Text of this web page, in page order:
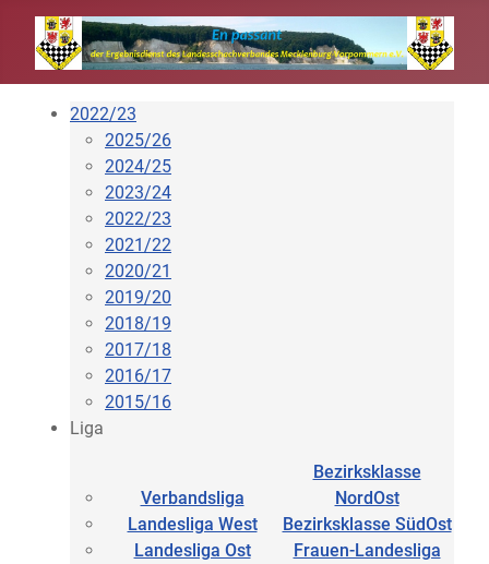
2022/23
2025/26
2024/25
2023/24
2022/23
2021/22
2020/21
2019/20
2018/19
2017/18
2016/17
2015/16
Liga
Verbandsliga
Bezirksklasse
NordOst
Landesliga West
Bezirksklasse SüdOst
Landesliga Ost
Frauen-Landesliga